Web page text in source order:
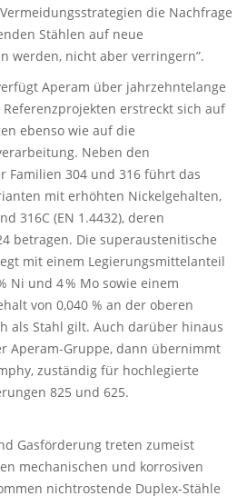
die Nachfrage
Stählen auf neue
werden, nicht aber verringern”.
Aperam über jahrzehntelange
erstreckt sich auf
ebenso wie auf die
Neben den
Familien 304 und 316 führt das
mit erhöhten Nickelgehalten,
316C (EN 1.4432), deren
betragen. Die superaustenitische
mit einem Legierungsmittelanteil
Ni und 4 % Mo sowie einem
von 0,040 % an der oberen
als Stahl gilt. Auch darüber hinaus
Aperam-Gruppe, dann übernimmt
zuständig für hochlegierte
825 und 625.
Gasförderung treten zumeist
mechanischen und korrosiven
nichtrostende Duplex-Stähle